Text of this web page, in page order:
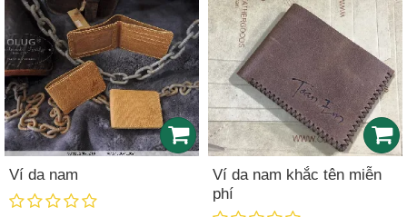
Ví da nam
Ví da nam khắc tên miễn
phí